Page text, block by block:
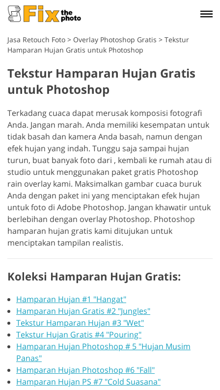
Jasa Retouch Foto > Overlay Photoshop Gratis > Tekstur
Hamparan Hujan Gratis untuk Photoshop
Tekstur Hamparan Hujan Gratis
untuk Photoshop
Terkadang cuaca dapat merusak komposisi fotografi
Anda. Jangan marah. Anda memiliki kesempatan untuk
tidak basah dan kamera Anda basah, namun dengan
efek hujan yang indah. Tunggu saja sampai hujan
turun, buat banyak foto dari , kembali ke rumah atau di
studio untuk menggunakan paket gratis Photoshop
rain overlay kami. Maksimalkan gambar cuaca buruk
Anda dengan paket ini yang menciptakan efek hujan
untuk foto di Adobe Photoshop. Jangan khawatir untuk
berlebihan dengan overlay Photoshop. Photoshop
hamparan hujan gratis kami ditujukan untuk
menciptakan tampilan realistis.
Koleksi Hamparan Hujan Gratis:
Hamparan Hujan #1 "Hangat"
Hamparan Hujan Gratis #2 "Jungles"
Tekstur Hamparan Hujan #3 "Wet"
Tekstur Hujan Gratis #4 "Pouring"
Hamparan Hujan Photoshop # 5 "Hujan Musim
Panas"
Hamparan Hujan Photoshop #6 "Fall"
Hamparan Hujan PS #7 "Cold Suasana"